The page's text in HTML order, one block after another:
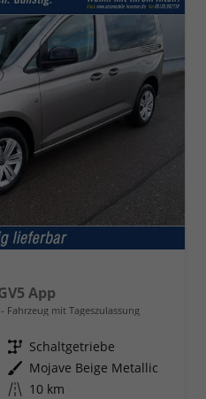
App
Fahrzeug mit Tageszulassung
Getriebe Schaltgetriebe
Außenfarbe Mojave Beige Metallic
Kilometerstand 10 km